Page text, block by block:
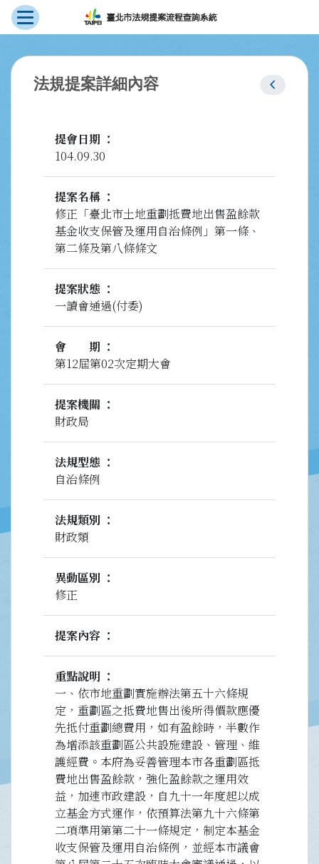
跳到主要內容
展開選單
法規提案詳細內容 chevron_left
提會日期
104.09.30
提案名稱
修正「臺北市土地重劃抵費地出售盈餘款
基金收支保管及運用自治條例」第一條、
第二條及第八條條文
提案狀態
一讀會通過(付委)
會期
第12屆第02次定期大會
提案機關
財政局
法規型態
自治條例
法規類別
財政類
異動區別
修正
提案內容
重點說明
一、依市地重劃實施辦法第五十六條規
定，重劃區之抵費地售出後所得價款應優
先抵付重劃總費用，如有盈餘時，半數作
為增添該重劃區公共設施建設、管理、維
護經費。本府為妥善管理本市各重劃區抵
費地出售盈餘款，強化盈餘款之運用效
益，加速市政建設，自九十一年度起以成
立基金方式運作，依預算法第九十六條第
二項準用第第二十一條規定，制定本基金
收支保管及運用自治條例，並經本市議會